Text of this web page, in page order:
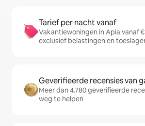
Tarief per nacht vanaf
Vakantiewoningen in Apia vanaf
exclusief belastingen en
Geverifieerde recensies van
Meer dan 4.780 geverifieerde
weg te helpen